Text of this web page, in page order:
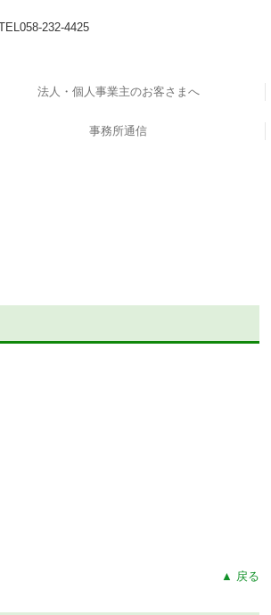
法人・個人事業主のお客さまへ
税務会計
デジタル化支援
創業支援
事業承継
事務所通信
▲ 戻る